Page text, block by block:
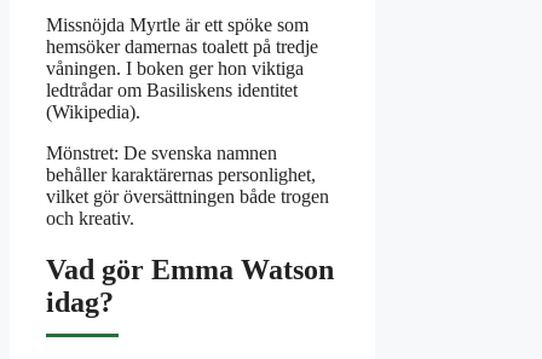
Missnöjda Myrtle är ett spöke som
hemsöker damernas toalett på tredje
våningen. I boken ger hon viktiga
ledtrådar om Basiliskens identitet
(Wikipedia).
Mönstret: De svenska namnen
behåller karaktärernas personlighet,
vilket gör översättningen både trogen
och kreativ.
Vad gör Emma Watson
idag?